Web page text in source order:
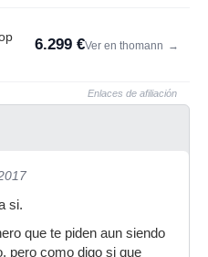
6.299 €Ver en thomann →
Enlaces de afiliación
si.
que te piden aun siendo
pero como digo si que